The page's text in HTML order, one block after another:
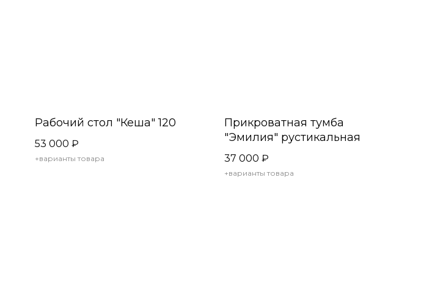
Рабочий стол "Кеша" 120
53 000 ₽
+варианты товара
Прикроватная тумба
"Эмилия" рустикальная
37 000 ₽
+варианты товара